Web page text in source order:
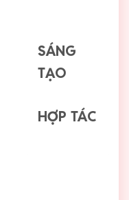
SÁNG
TẠO
HỢP TÁC